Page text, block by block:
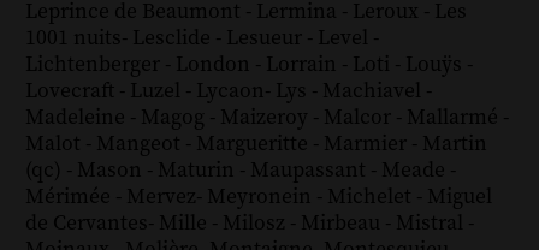
Leprince de Beaumont - Lermina - Leroux - Les
1001 nuits- Lesclide - Lesueur - Level -
Lichtenberger - London - Lorrain - Loti - Louÿs -
Lovecraft - Luzel - Lycaon- Lys - Machiavel -
Madeleine - Magog - Maizeroy - Malcor - Mallarmé -
Malot - Mangeot - Margueritte - Marmier - Martin
(qc) - Mason - Maturin - Maupassant - Meade -
Mérimée - Mervez- Meyronein - Michelet - Miguel
de Cervantes- Mille - Milosz - Mirbeau - Mistral -